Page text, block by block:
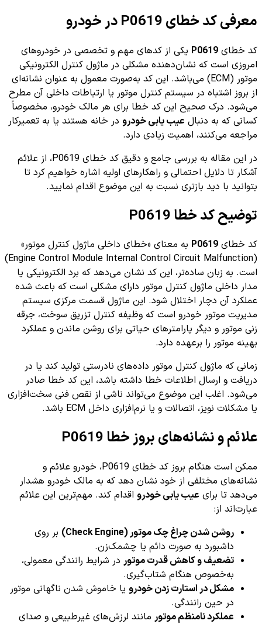
معرفی کد خطای P0619 در خودرو
کد خطای P0619 یکی از کدهای مهم و تخصصی در خودروهای
امروزی است که نشان‌دهنده مشکلی در ماژول کنترل الکترونیکی
موتور (ECM) می‌باشد. این کد به‌صورت معمول به عنوان نشانه‌ای
از بروز اشتباه در سیستم کنترل موتور یا ارتباطات داخلی آن مطرح
می‌شود. درک صحیح این کد خطا برای هر مالک خودرو، مخصوصاً
کسانی که به دنبال عیب یابی خودرو در خانه هستند یا به تعمیرکار
مراجعه می‌کنند، اهمیت زیادی دارد.
در این مقاله به بررسی جامع و دقیق کد خطای P0619، از علائم
آشکار تا دلایل احتمالی و راهکارهای اولیه اشاره خواهیم کرد تا
بتوانید با دید بازتری نسبت به این موضوع اقدام نمایید.
توضیح کد خطا P0619
کد خطای P0619 به معنای «خطای داخلی ماژول کنترل موتور»
(Engine Control Module Internal Control Circuit Malfunction)
است. به زبان ساده‌تر، این کد نشان می‌دهد که برد الکترونیکی یا
مدار داخلی ماژول کنترل موتور دارای مشکلی است که باعث شده
عملکرد آن دچار اختلال شود. این ماژول قسمت مرکزی سیستم
مدیریت موتور خودرو است که وظیفه کنترل تزریق سوخت، جرقه
زنی موتور و دیگر پارامترهای حیاتی برای روشن ماندن و عملکرد
بهینه موتور را برعهده دارد.
زمانی که ماژول کنترل موتور داده‌های نادرستی تولید کند یا در
دریافت و ارسال اطلاعات خطا داشته باشد، این کد خطا صادر
می‌شود. اغلب این موضوع می‌تواند ناشی از نقص فنی سخت‌افزاری
یا مشکلات نویز، اتصالات و یا نرم‌افزاری داخل ECM باشد.
علائم و نشانه‌های بروز خطا P0619
ممکن است هنگام بروز کد خطای P0619، خودرو علائم و
نشانه‌های مختلفی از خود نشان دهد که به مالک خودرو هشدار
می‌دهد تا برای عیب یابی خودرو اقدام کند. مهم‌ترین این علائم
عبارت‌اند از:
روشن شدن چراغ چک موتور (Check Engine)
بر روی
داشبورد به صورت دائم یا چشمک‌زن.
تضعیف و کاهش قدرت موتور در شرایط رانندگی معمولی،
به‌خصوص هنگام شتاب‌گیری.
مشکل در استارت زدن خودرو یا خاموش شدن ناگهانی موتور
در حین رانندگی.
عملکرد نامنظم موتور مانند لرزش‌های غیرطبیعی و صدای